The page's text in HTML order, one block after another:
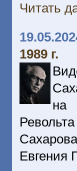
Читать
1989 г.
на
Евгения